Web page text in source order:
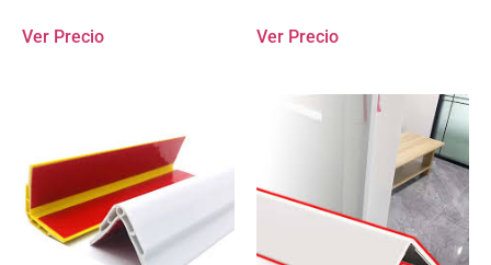
Ver Precio Ver Precio